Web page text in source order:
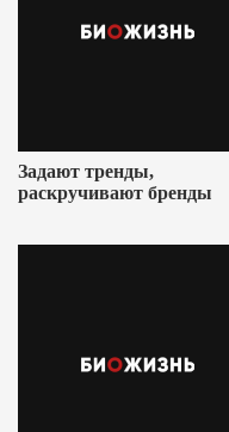
Задают тренды,
раскручивают бренды